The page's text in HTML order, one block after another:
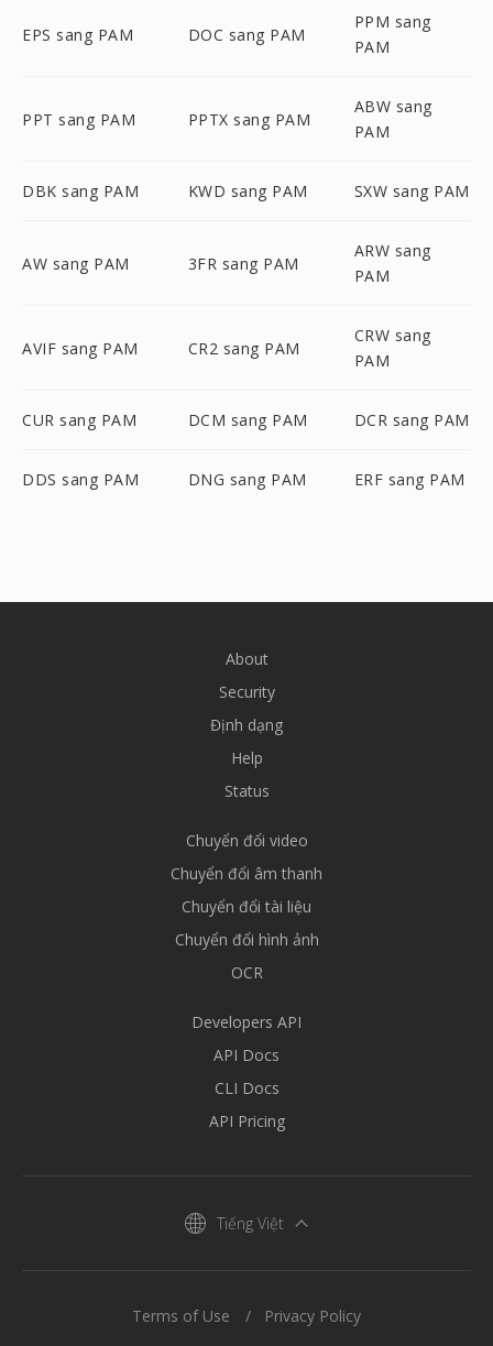
EPS sang PAM DOC sang PAM
PPM sang
PAM
PPT sang PAM PPTX sang PAM
ABW sang
PAM
DBK sang PAM KWD sang PAM SXW sang PAM
AW sang PAM 3FR sang PAM
ARW sang
PAM
AVIF sang PAM CR2 sang PAM
CRW sang
PAM
CUR sang PAM DCM sang PAM DCR sang PAM
DDS sang PAM DNG sang PAM ERF sang PAM
About
Security
Định dạng
Help
Status
Chuyển đổi video
Chuyển đổi âm thanh
Chuyển đổi tài liệu
Chuyển đổi hình ảnh
OCR
Developers API
API Docs
CLI Docs
API Pricing
Tiếng Việt
Terms of Use Privacy Policy